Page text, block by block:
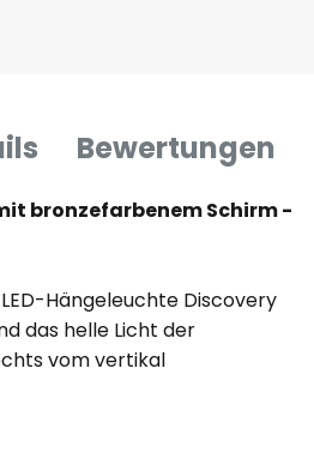
Bewertungen
bronzefarbenem Schirm -
Hängeleuchte Discovery
das helle Licht der
vom vertikal